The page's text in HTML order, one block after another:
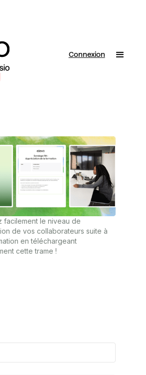
Connexion
facilement le niveau de
de vos collaborateurs suite à
en téléchargeant
cette trame !